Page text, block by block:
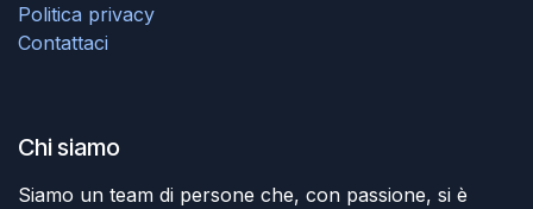
Politica privacy
Contattaci
Chi siamo
Siamo un team di persone che, con passione, si è